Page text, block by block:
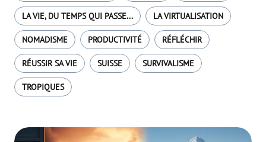
LA VIE, DU TEMPS QUI PASSE... LA VIRTUALISATION
NOMADISME PRODUCTIVITÉ RÉFLÉCHIR
RÉUSSIR SA VIE SUISSE SURVIVALISME
TROPIQUES